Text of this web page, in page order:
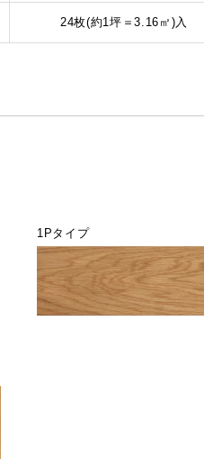
24枚(約1坪＝3.16㎡)入
1Pタイプ